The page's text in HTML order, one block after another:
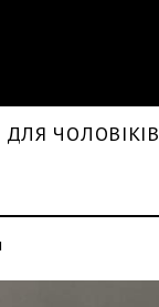
ДЛЯ ЧОЛОВІКІВ